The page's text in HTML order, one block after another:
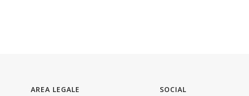
AREA LEGALE SOCIAL